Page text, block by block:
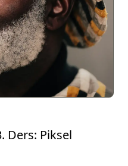
Ders: Piksel